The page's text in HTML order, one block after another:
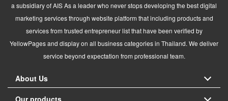
a subsidiary of AIS As a leader who never stops developing the best digital
marketing services through website platform that including products and
services from trusted entrepreneur list that have been verified by
YellowPages and display on all business categories in Thailand. We deliver
service beyond expectation from professional team.
About Us
Our products